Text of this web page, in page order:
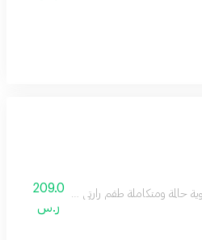
حالمة ومتكاملة طقم رارتي يقدّم تجربة عطرية
209.0
ر.س